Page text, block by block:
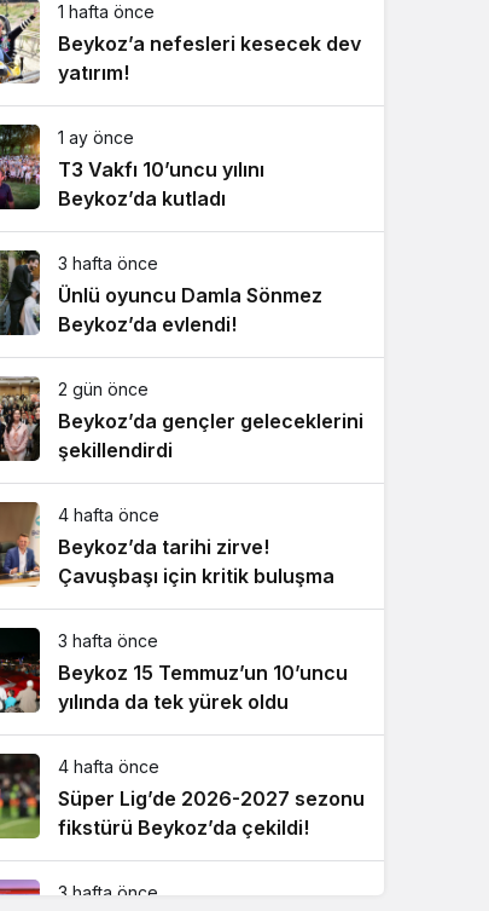
1 hafta önce
Beykoz’a nefesleri kesecek dev
yatırım!
1 ay önce
T3 Vakfı 10’uncu yılını
Beykoz’da kutladı
3 hafta önce
Ünlü oyuncu Damla Sönmez
Beykoz’da evlendi!
2 gün önce
Beykoz’da gençler geleceklerini
şekillendirdi
4 hafta önce
Beykoz’da tarihi zirve!
Çavuşbaşı için kritik buluşma
3 hafta önce
Beykoz 15 Temmuz’un 10’uncu
yılında da tek yürek oldu
4 hafta önce
Süper Lig’de 2026-2027 sezonu
fikstürü Beykoz’da çekildi!
3 hafta önce